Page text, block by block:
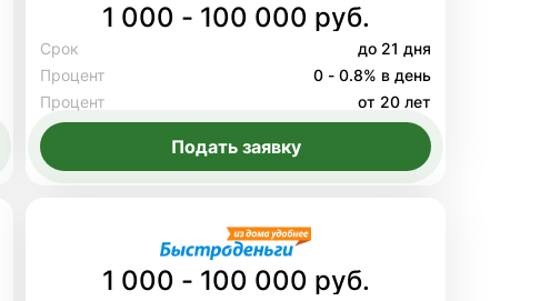
1 000 - 100 000 руб.
Срок
до 21 дня
Процент
0 - 0.8% в день
Процент
от 20 лет
Подать заявку
1 000 - 100 000 руб.